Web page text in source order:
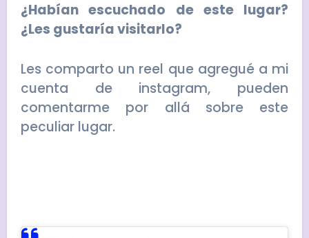
¿Habían escuchado de este lugar?
¿Les gustaría visitarlo?
Les comparto un reel que agregué a mi
cuenta de instagram, pueden
comentarme por allá sobre este
peculiar lugar.